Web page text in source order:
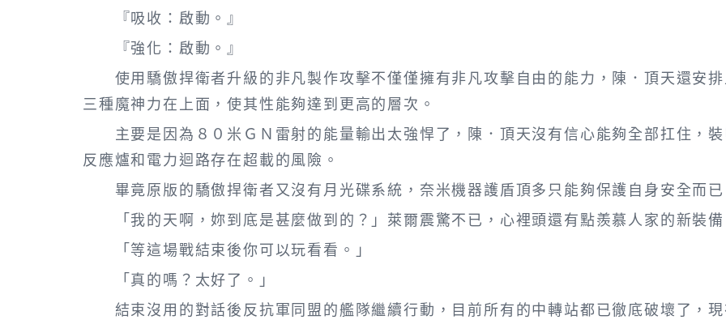
『吸收：啟動。』
『強化：啟動。』
使用驕傲捍衛者升級的非凡製作攻擊不僅僅擁有非凡攻擊自由的能力，陳．頂天還安排
三種魔神力在上面，使其性能夠達到更高的層次。
主要是因為８０米ＧＮ雷射的能量輸出太強悍了，陳．頂天沒有信心能夠全部扛住，裝
反應爐和電力迴路存在超載的風險。
畢竟原版的驕傲捍衛者又沒有月光碟系統，奈米機器護盾頂多只能夠保護自身安全而已
「我的天啊，妳到底是甚麼做到的？」萊爾震驚不已，心裡頭還有點羨慕人家的新裝備
「等這場戰結束後你可以玩看看。」
「真的嗎？太好了。」
結束沒用的對話後反抗軍同盟的艦隊繼續行動，目前所有的中轉站都已徹底破壞了，現